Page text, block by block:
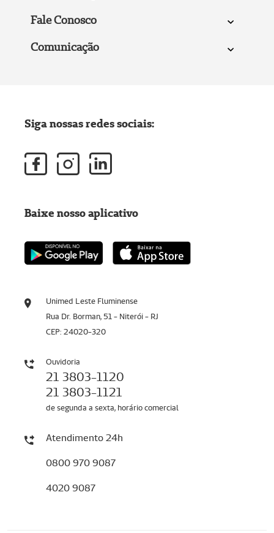
Fale Conosco
Comunicação
Unimed Leste Fluminense
Rua Dr. Borman, 51 - Niterói - RJ
CEP: 24020-320
Ouvidoria
21 3803-1120
21 3803-1121
de segunda a sexta, horário comercial
Atendimento 24h
0800 970 9087
4020 9087
Siga nossas redes sociais:
Baixe nosso aplicativo